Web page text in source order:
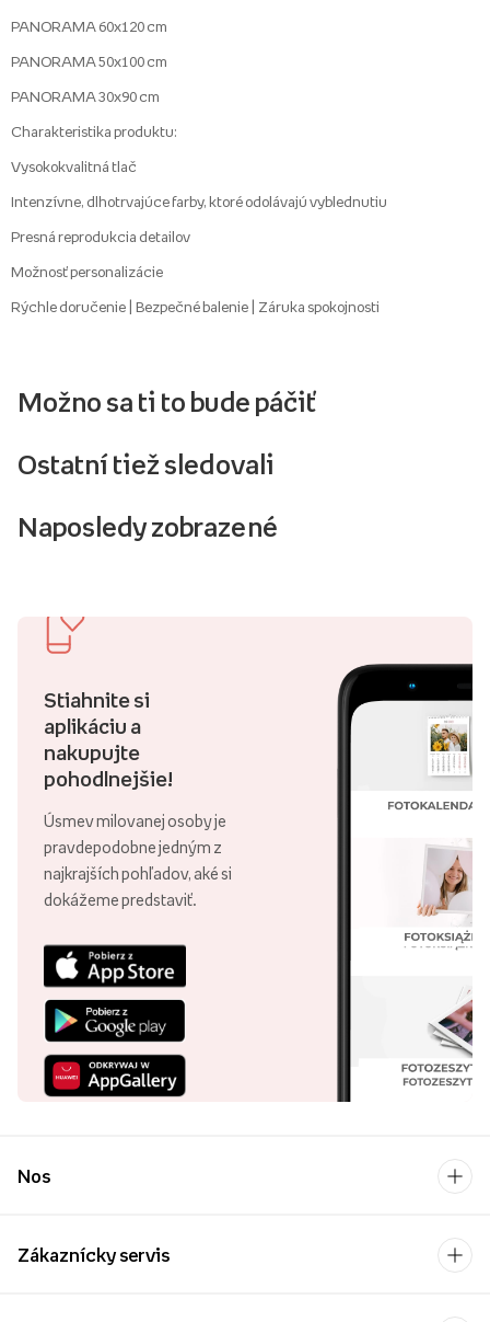
PANORAMA 60x120 cm
PANORAMA 50x100 cm
PANORAMA 30x90 cm
Charakteristika produktu:
Vysokokvalitná tlač
Intenzívne, dlhotrvajúce farby, ktoré odolávajú vyblednutiu
Presná reprodukcia detailov
Možnosť personalizácie
Rýchle doručenie | Bezpečné balenie | Záruka spokojnosti
Možno sa ti to bude páčiť
Ostatní tiež sledovali
Naposledy zobrazené
Stiahnite si
aplikáciu a
nakupujte
pohodlnejšie!
Úsmev milovanej osoby je
pravdepodobne jedným z
najkrajších pohľadov, aké si
dokážeme predstaviť.
Nos
Zákaznícky servis